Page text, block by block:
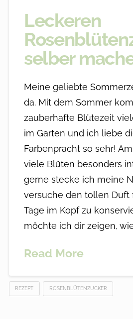
Leckeren
selber
Meine geliebte
da. Mit dem Sommer
zauberhafte Blütezeit
im Garten und ich liebe
Farbenpracht so sehr!
viele Blüten besonders
gerne stecke ich meine
versuche den tollen Duft
Tage im Kopf zu
möchte ich dir zeigen,
Read More
REZEPT ROSENBLÜTENZUCKER